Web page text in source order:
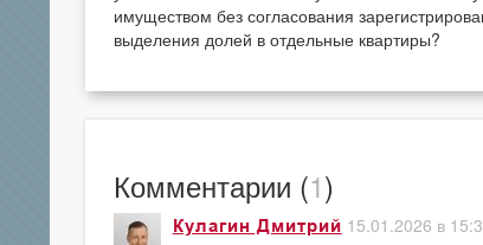
имуществом без согласования
выделения долей в отдельные квартиры?
Комментарии (1)
Кулагин Дмитрий 15.01.2026 в